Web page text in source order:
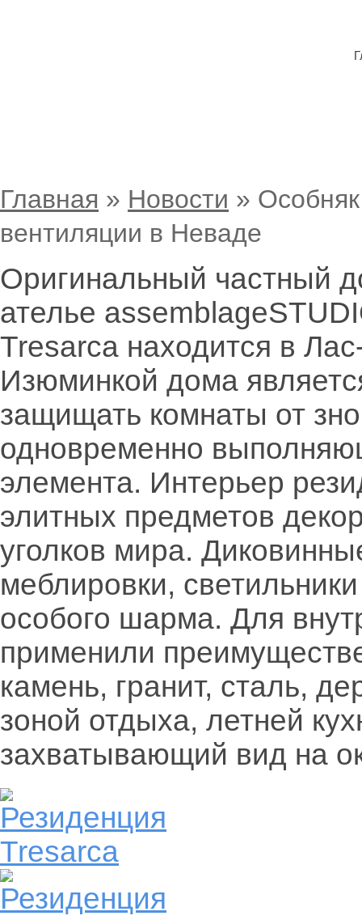
Главная » Новости »
вентиляции в Неваде
Оригинальный частный
ателье
Tresarca находится в
Изюминкой дома
защищать комнаты от
одновременно
элемента. Интерьер
элитных предметов
уголков мира.
меблировки,
особого шарма. Для
применили
камень, гранит, сталь,
зоной отдыха, летней
захватывающий вид на